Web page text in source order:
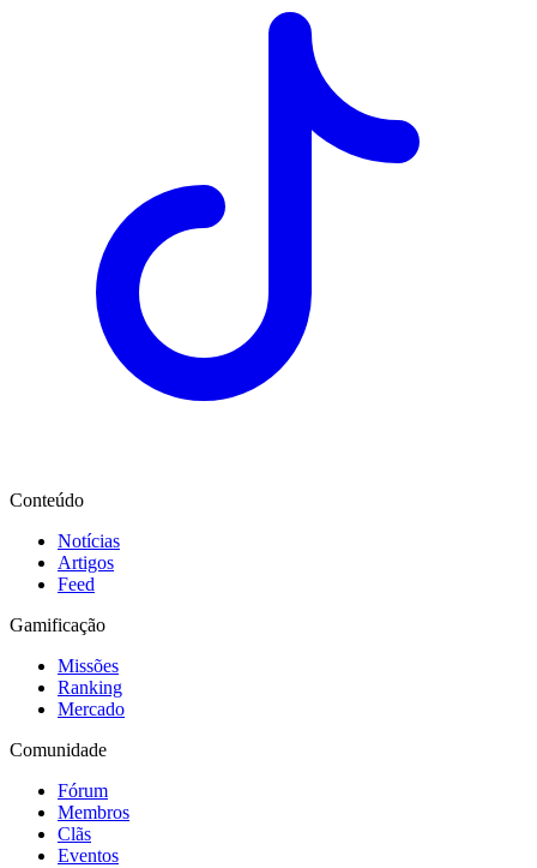
Conteúdo
Notícias
Artigos
Feed
Gamificação
Missões
Ranking
Mercado
Comunidade
Fórum
Membros
Clãs
Eventos